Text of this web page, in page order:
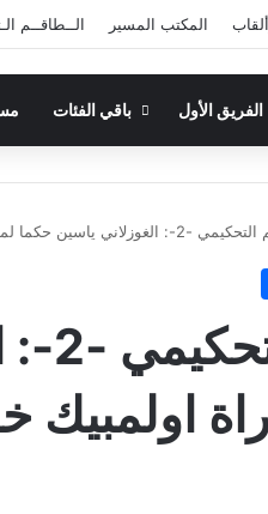
المكتب المسير الــطاقــم
الفريق الأول باقي الفئات
ياسين حكما لمباراة اولمبيك خريبكة وسريع وادي زم
اولمبيك